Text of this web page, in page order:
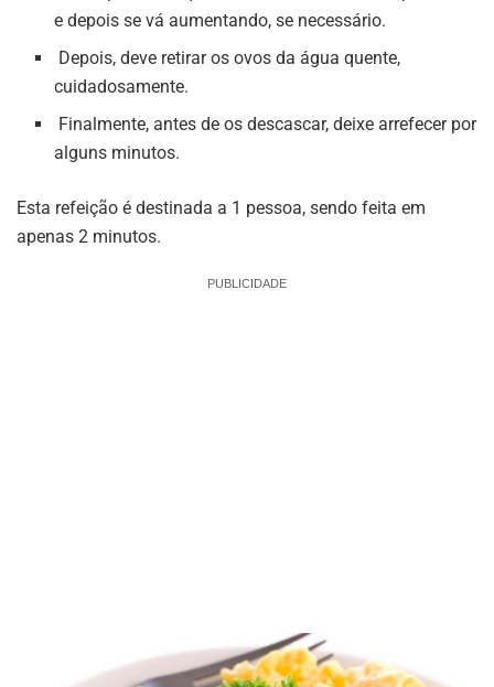
e depois se vá aumentando, se necessário.
Depois, deve retirar os ovos da água quente,
cuidadosamente.
Finalmente, antes de os descascar, deixe arrefecer por
alguns minutos.
Esta refeição é destinada a 1 pessoa, sendo feita em
apenas 2 minutos.
PUBLICIDADE